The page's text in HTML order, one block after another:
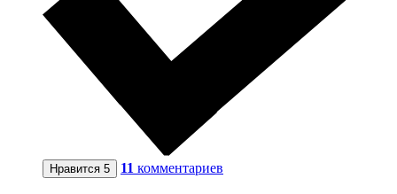
Нравится 5 11 комментариев